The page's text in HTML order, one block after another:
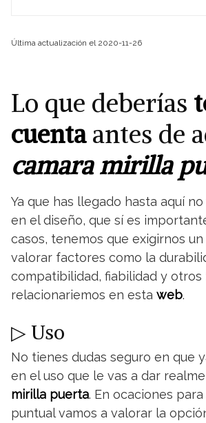
Última actualización el 2020-11-26
Lo que deberías
cuentaantes de
camara mirilla
Ya que has llegado hasta aquí
en el diseño, que sí es
casos, tenemos que exigirnos
valorar factores como la
compatibilidad, fiabilidad y
relacionariemos en esta web.
▷ Uso
No tienes dudas seguro en que
en el uso que le vas a dar
mirilla puerta. En ocaciones
puntual vamos a valorar la